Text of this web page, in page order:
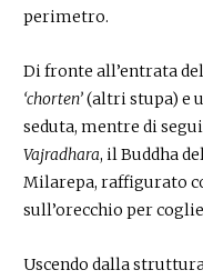
perimetro.
Di fronte all’entrata
‘chorten’(altri stupa) e
seduta, mentre di
Vajradhara, il Buddha
Milarepa, raffigurato
sull’orecchio per
Uscendo dalla